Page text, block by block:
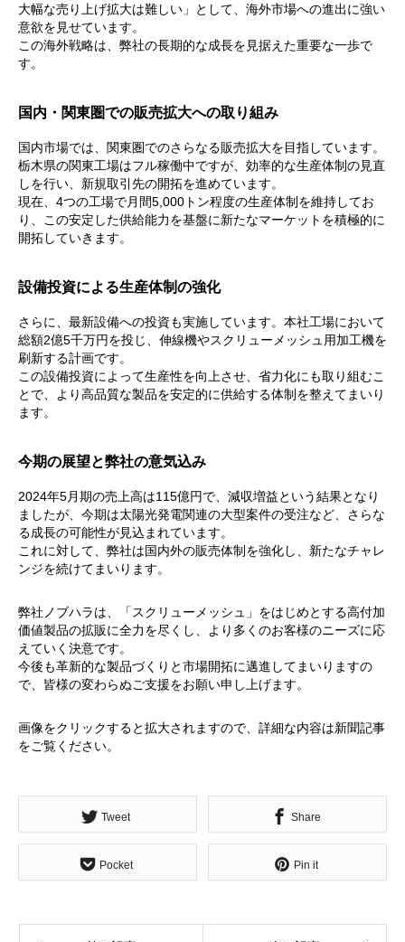
大幅な売り上げ拡大は難しい」として、海外市場への進出に強い
意欲を見せています。
この海外戦略は、弊社の長期的な成長を見据えた重要な一歩で
す。
国内・関東圏での販売拡大への取り組み
国内市場では、関東圏でのさらなる販売拡大を目指しています。
栃木県の関東工場はフル稼働中ですが、効率的な生産体制の見直
しを行い、新規取引先の開拓を進めています。
現在、4つの工場で月間5,000トン程度の生産体制を維持してお
り、この安定した供給能力を基盤に新たなマーケットを積極的に
開拓していきます。
設備投資による生産体制の強化
さらに、最新設備への投資も実施しています。本社工場において
総額2億5千万円を投じ、伸線機やスクリューメッシュ用加工機を
刷新する計画です。
この設備投資によって生産性を向上させ、省力化にも取り組むこ
とで、より高品質な製品を安定的に供給する体制を整えてまいり
ます。
今期の展望と弊社の意気込み
2024年5月期の売上高は115億円で、減収増益という結果となり
ましたが、今期は太陽光発電関連の大型案件の受注など、さらな
る成長の可能性が見込まれています。
これに対して、弊社は国内外の販売体制を強化し、新たなチャレ
ンジを続けてまいります。
弊社ノブハラは、「スクリューメッシュ」をはじめとする高付加
価値製品の拡販に全力を尽くし、より多くのお客様のニーズに応
えていく決意です。
今後も革新的な製品づくりと市場開拓に邁進してまいりますの
で、皆様の変わらぬご支援をお願い申し上げます。
画像をクリックすると拡大されますので、詳細な内容は新聞記事
をご覧ください。
Tweet Share
Pocket Pin it